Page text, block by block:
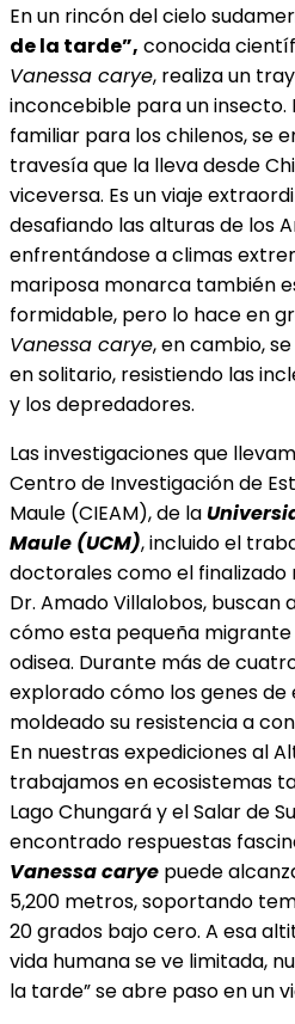
En un rincón del cielo
de la tarde”, conocida
Vanessa carye, realiza un
inconcebible para un insecto.
familiar para los chilenos, se
travesía que la lleva desde
viceversa. Es un viaje
desafiando las alturas de los
enfrentándose a climas
mariposa monarca también
formidable, pero lo hace en
Vanessa carye, en cambio,
en solitario, resistiendo las
y los depredadores.
Las investigaciones que
Centro de Investigación de
Maule (CIEAM), de la
Maule (UCM), incluido el
doctorales como el
Dr. Amado Villalobos, buscan
cómo esta pequeña
odisea. Durante más de
explorado cómo los genes de
moldeado su resistencia a
En nuestras expediciones al
trabajamos en ecosistemas
Lago Chungará y el Salar de
encontrado respuestas
Vanessa carye puede
5,200 metros, soportando
20 grados bajo cero. A esa
vida humana se ve limitada,
la tarde” se abre paso en un